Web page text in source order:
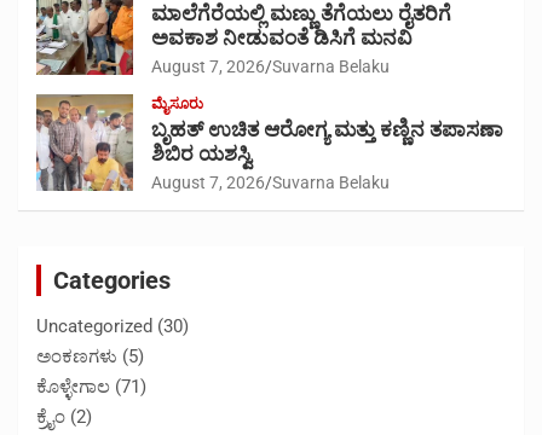
ಮಾಲೆಗೆರೆಯಲ್ಲಿ ಮಣ್ಣು ತೆಗೆಯಲು ರೈತರಿಗೆ
ಅವಕಾಶ ನೀಡುವಂತೆ ಡಿಸಿಗೆ ಮನವಿ
August 7, 2026 Suvarna Belaku
ಮೈಸೂರು
ಬೃಹತ್ ಉಚಿತ ಆರೋಗ್ಯ ಮತ್ತು ಕಣ್ಣಿನ ತಪಾಸಣಾ
ಶಿಬಿರ ಯಶಸ್ವಿ
August 7, 2026 Suvarna Belaku
Categories
Uncategorized (30)
ಅಂಕಣಗಳು (5)
ಕೊಳ್ಳೇಗಾಲ (71)
ಕ್ರೈಂ (2)